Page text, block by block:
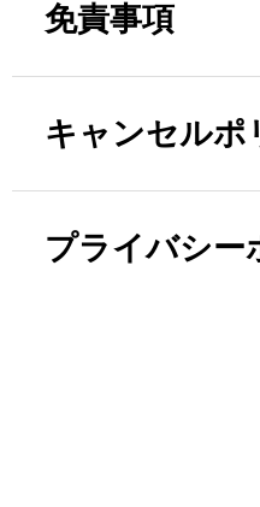
免責事項
キャンセルポ
プライバシー